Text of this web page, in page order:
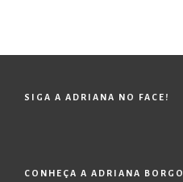
SIGA A ADRIANA NO FACE!
CONHEÇA A ADRIANA BORGO